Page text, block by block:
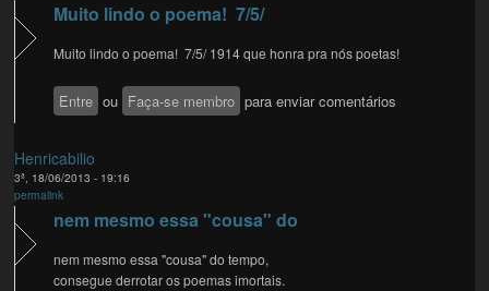
Muito lindo o poema! 7/5/
Muito lindo o poema! 7/5/ 1914 que honra pra nós poetas!
Entre ou Faça-se membro para enviar comentários
Henricabilio
3ª, 18/06/2013 - 19:16
permalink
nem mesmo essa "cousa" do
nem mesmo essa "cousa" do tempo,
consegue derrotar os poemas imortais.